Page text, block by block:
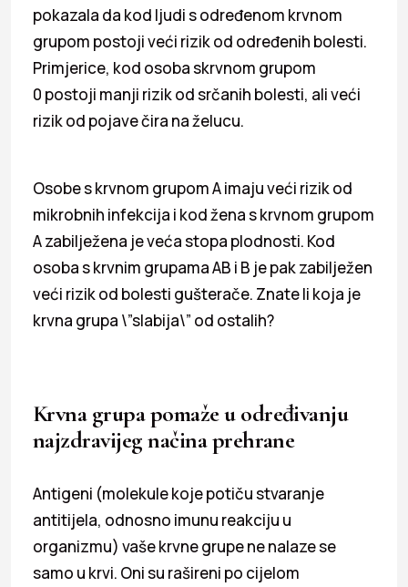
pokazala da kod ljudi s određenom krvnom
grupom postoji veći rizik od određenih bolesti.
Primjerice, kod osoba skrvnom grupom
0 postoji manji rizik od srčanih bolesti, ali veći
rizik od pojave čira na želucu.
Osobe s krvnom grupom A imaju veći rizik od
mikrobnih infekcija i kod žena s krvnom grupom
A zabilježena je veća stopa plodnosti. Kod
osoba s krvnim grupama AB i B je pak zabilježen
veći rizik od bolesti gušterače. Znate li koja je
krvna grupa \”slabija\” od ostalih?
Krvna grupa pomaže u određivanju
najzdravijeg načina prehrane
Antigeni (molekule koje potiču stvaranje
antitijela, odnosno imunu reakciju u
organizmu) vaše krvne grupe ne nalaze se
samo u krvi. Oni su rašireni po cijelom